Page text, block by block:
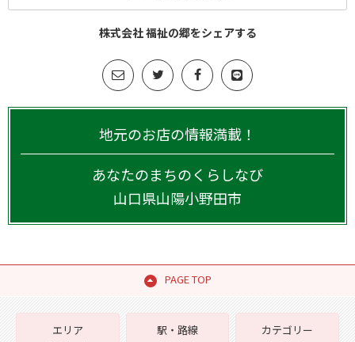
株式会社 福祉の郷をシェアする
地元のお店の情報満載！
あなたのまちのくらしなび
山口県山陽小野田市
PAGE TOP
エリア
駅・路線
カテゴリー